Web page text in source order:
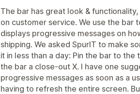
The bar has great look &
on customer service. We use the bar
displays progressive messages on
shipping. We asked SpurIT to make
it in less than a day: Pin the bar to
the bar a close-out X. I have one
progressive messages as soon as a
having to refresh the entire screen.